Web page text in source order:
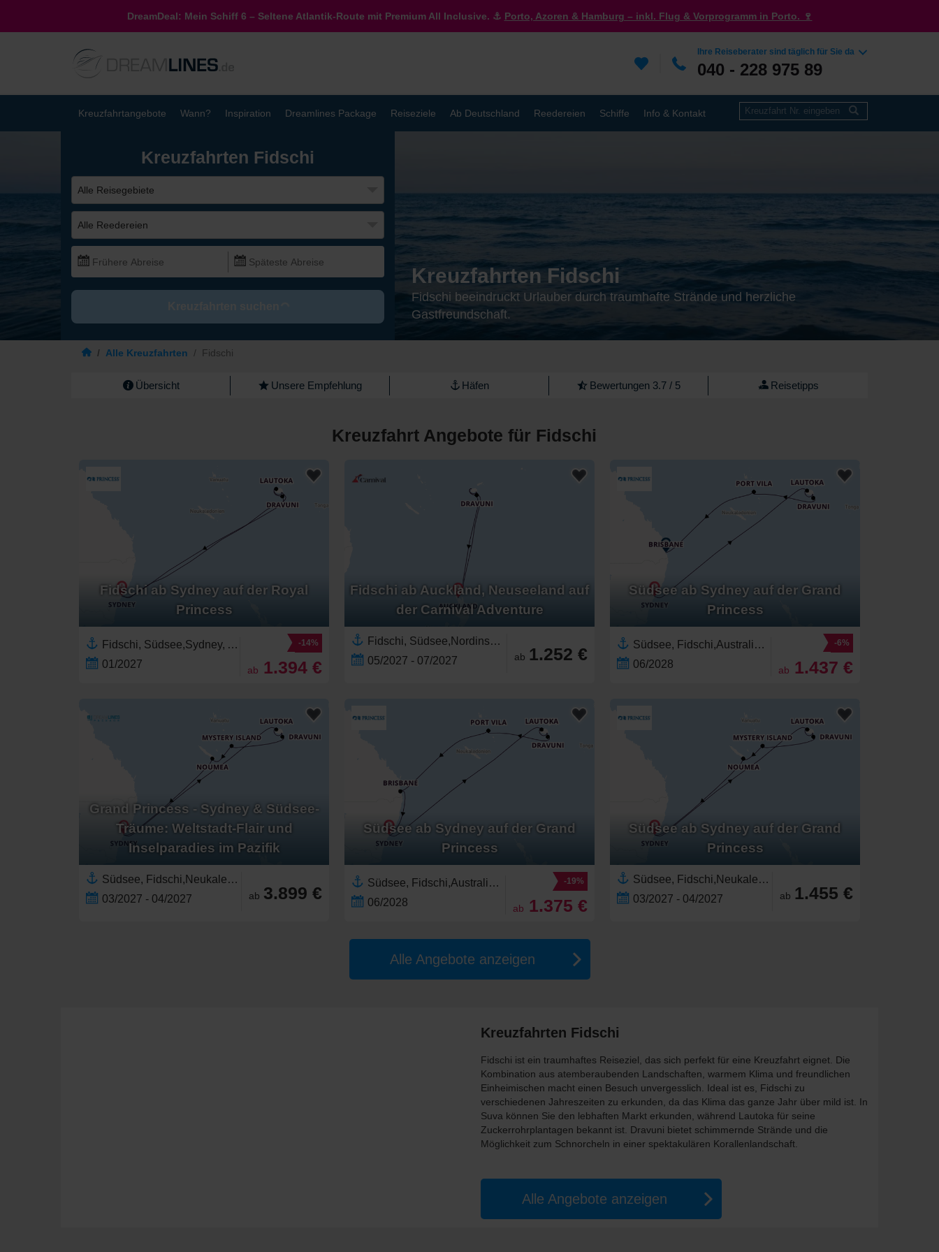
DreamDeal: Mein Schiff 6 – Seltene Atlantik-Route mit Premium All Inclusive. ⚓ Porto, Azoren & Hamburg – inkl. Flug & Vorprogramm in Porto. 🍷
Ihre Reiseberater sind täglich für Sie da
040 - 228 975 89
Kreuzfahrtangebote Wann? Inspiration Dreamlines Package Reiseziele Ab Deutschland Reedereien Schiffe Info & Kontakt
Kreuzfahrten Fidschi
Alle Reisegebiete
Alle Reedereien
Kreuzfahrten Fidschi
Fidschi beeindruckt Urlauber durch traumhafte Strände und herzliche
Gastfreundschaft.
/ Alle Kreuzfahrten / Fidschi
Übersicht Unsere Empfehlung Häfen Bewertungen 3.7 / 5 Reisetipps
Kreuzfahrt Angebote für Fidschi
Fidschi ab Sydney auf der Royal
Princess
Fidschi, Südsee,Sydney, Australien,Australien und Neuseeland,Australien
01/2027
-14%
ab 1.394 €
Fidschi ab Auckland, Neuseeland auf
der Carnival Adventure
Fidschi, Südsee,Nordinsel, Neuseeland,Australien und Neuseeland,Auckland, Neuseeland,Neuseeland
05/2027 - 07/2027
ab 1.252 €
Südsee ab Sydney auf der Grand
Princess
Südsee, Fidschi,Australien und Neuseeland,Australien,Sydney, Australien,Vanuatu
06/2028
-6%
ab 1.437 €
Grand Princess - Sydney & Südsee-
Träume: Weltstadt-Flair und
Inselparadies im Pazifik
Südsee, Fidschi,Neukaledonien,Vanuatu,Sydney, Australien,Australien,Australien und Neuseeland
03/2027 - 04/2027
ab 3.899 €
Südsee ab Sydney auf der Grand
Princess
Südsee, Fidschi,Australien,Australien und Neuseeland,Sydney, Australien,Vanuatu
06/2028
-19%
ab 1.375 €
Südsee ab Sydney auf der Grand
Princess
Südsee, Fidschi,Neukaledonien,Vanuatu,Sydney, Australien,Australien,Australien und Neuseeland
03/2027 - 04/2027
ab 1.455 €
Alle Angebote anzeigen
Kreuzfahrten Fidschi
Fidschi ist ein traumhaftes Reiseziel, das sich perfekt für eine Kreuzfahrt eignet. Die
Kombination aus atemberaubenden Landschaften, warmem Klima und freundlichen
Einheimischen macht einen Besuch unvergesslich. Ideal ist es, Fidschi zu
verschiedenen Jahreszeiten zu erkunden, da das Klima das ganze Jahr über mild ist. In
Suva können Sie den lebhaften Markt erkunden, während Lautoka für seine
Zuckerrohrplantagen bekannt ist. Dravuni bietet schimmernde Strände und die
Möglichkeit zum Schnorcheln in einer spektakulären Korallenlandschaft.
Alle Angebote anzeigen